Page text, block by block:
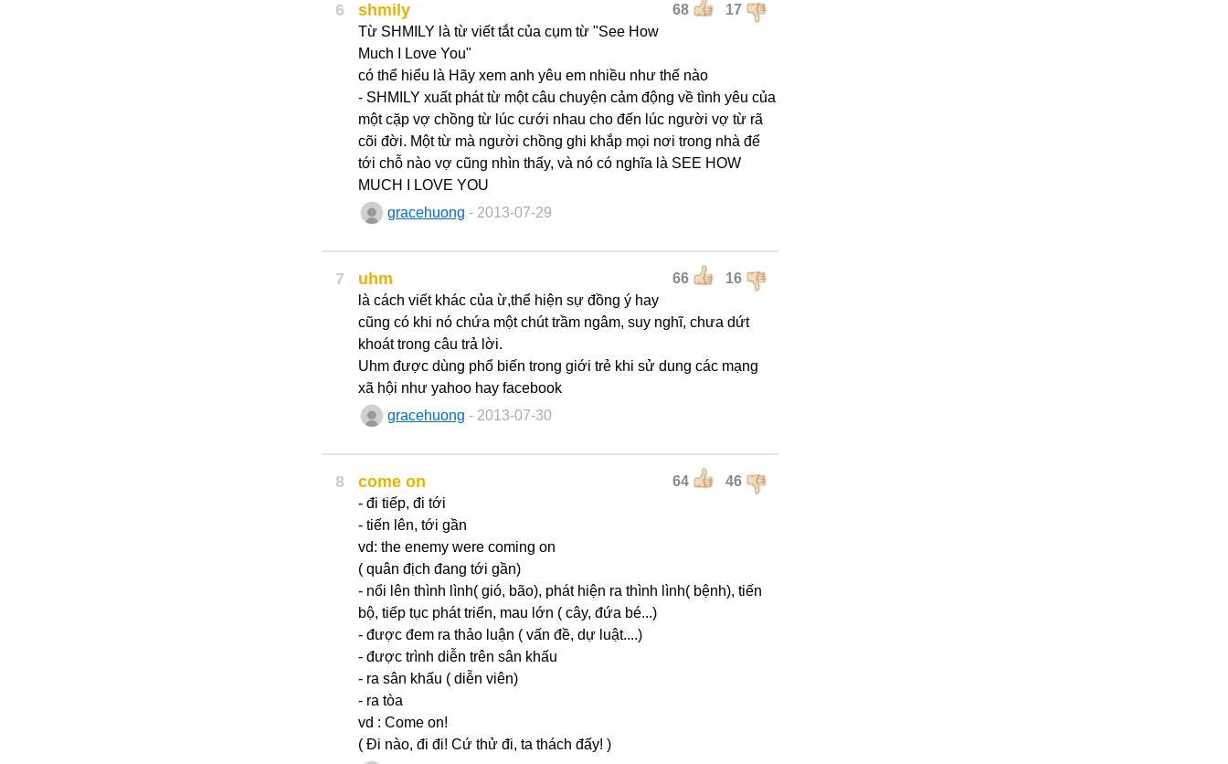
6 68 17
shmily
Từ SHMILY là từ viết tắt của cụm từ "See How
Much I Love You"
có thể hiểu là Hãy xem anh yêu em nhiều như thế nào
- SHMILY xuất phát từ một câu chuyện cảm động về tình yêu của
một cặp vợ chồng từ lúc cưới nhau cho đến lúc người vợ từ rã
cõi đời. Một từ mà người chồng ghi khắp mọi nơi trong nhà để
tới chỗ nào vợ cũng nhìn thấy, và nó có nghĩa là SEE HOW
MUCH I LOVE YOU
gracehuong - 2013-07-29
7 66 16
uhm
là cách viết khác của ừ,thể hiện sự đồng ý hay
cũng có khi nó chứa một chút trầm ngâm, suy nghĩ, chưa dứt
khoát trong câu trả lời.
Uhm được dùng phổ biến trong giới trẻ khi sử dung các mạng
xã hội như yahoo hay facebook
gracehuong - 2013-07-30
8 64 46
come on
- đi tiếp, đi tới
- tiến lên, tới gần
vd: the enemy were coming on
( quân địch đang tới gần)
- nổi lên thình lình( gió, bão), phát hiện ra thình lình( bệnh), tiến
bộ, tiếp tục phát triển, mau lớn ( cây, đứa bé...)
- được đem ra thảo luận ( vấn đề, dự luật....)
- được trình diễn trên sân khấu
- ra sân khấu ( diễn viên)
- ra tòa
vd : Come on!
( Đi nào, đi đi! Cứ thử đi, ta thách đấy! )